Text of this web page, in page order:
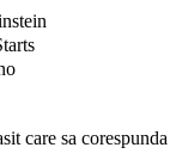
care sa